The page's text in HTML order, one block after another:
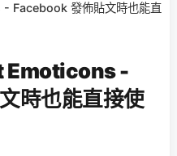
Facebook 發佈貼文時也能直
Emoticons -
時也能直接使